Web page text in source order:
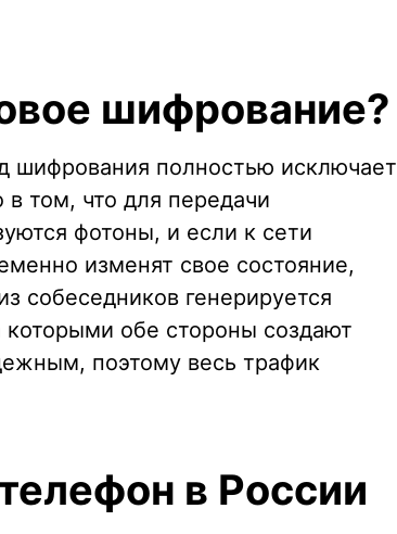
шифрование?
шифрования полностью исключает
том, что для передачи
фотоны, и если к сети
изменят свое состояние,
собеседников генерируется
обе стороны создают
поэтому весь трафик
в России